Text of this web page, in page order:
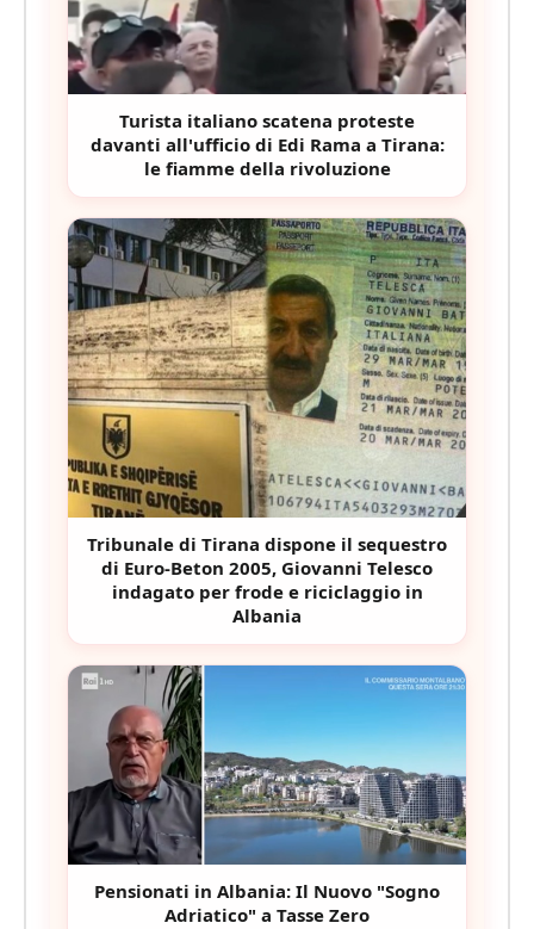
Turista italiano scatena proteste
davanti all'ufficio di Edi Rama a Tirana:
le fiamme della rivoluzione
Tribunale di Tirana dispone il sequestro
di Euro-Beton 2005, Giovanni Telesco
indagato per frode e riciclaggio in
Albania
Pensionati in Albania: Il Nuovo "Sogno
Adriatico" a Tasse Zero